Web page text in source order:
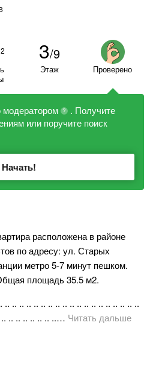
2 3/9
Этаж Проверено
?
. Получите
или поручите поиск
Начать!
расположена в районе
по адресу: ул. Старых
метро 5-7 минут пешком.
площадь 35.5 м2.
.. .. .. .. .. .. .. .. .. .. .. .. .. .. .. .. .. ..
.. .. .. .. .. .. .. ..… Читать дальше